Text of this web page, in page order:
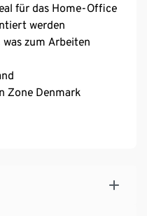
für das Home-Office
werden
zum Arbeiten
Zone Denmark
Zone Denmark